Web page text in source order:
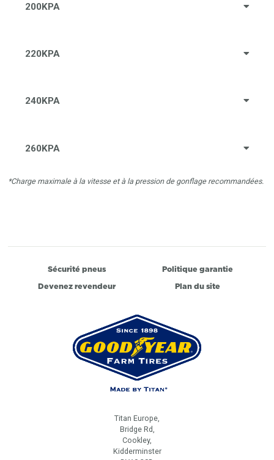
200KPA
220KPA
240KPA
260KPA
*Charge maximale à la vitesse et à la pression de gonflage recommandées.
Sécurité pneus
Politique garantie
Devenez revendeur
Plan du site
Titan Europe,
Bridge Rd,
Cookley,
Kidderminster